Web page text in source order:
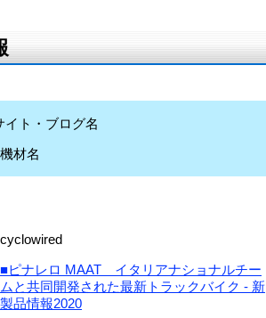
イト・ブログ名
材名
cyclowired
■ピナレロ MAAT イタリアナショナルチー
ムと共同開発された最新トラックバイク - 新
製品情報2020